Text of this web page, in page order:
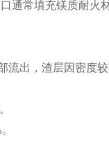
通常填充镁质耐火材
出，渣层因密度较